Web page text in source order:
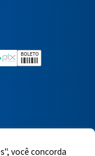
você concorda